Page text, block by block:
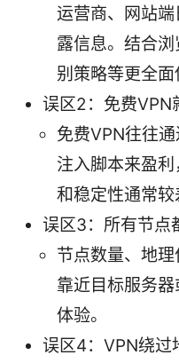
运营商、网站
露信息。结合
别策略等更全面
误区2：免费VPN
免费VPN往往
注入脚本来盈
和稳定性通常较
误区3：所有节点
节点数量、地
靠近目标服务
体验。
误区4：VPN绕过